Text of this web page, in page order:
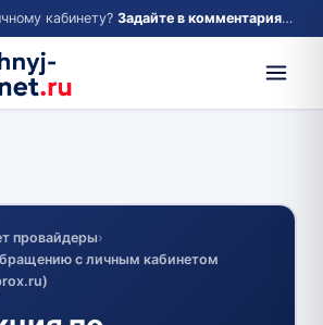
кабинету? Задайте в комментариях — ответим!
провайдеры›
с личным кабинетом